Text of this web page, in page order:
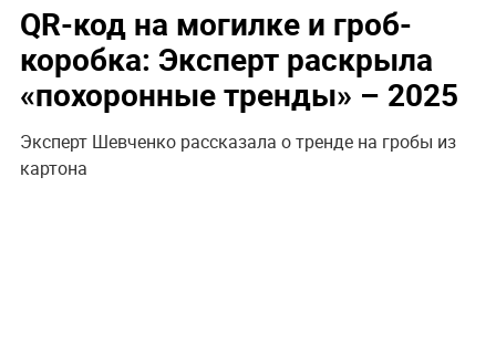
QR-код на могилке и гроб-
коробка: Эксперт раскрыла
«похоронные тренды» – 2025
Эксперт Шевченко рассказала о тренде на гробы из
картона